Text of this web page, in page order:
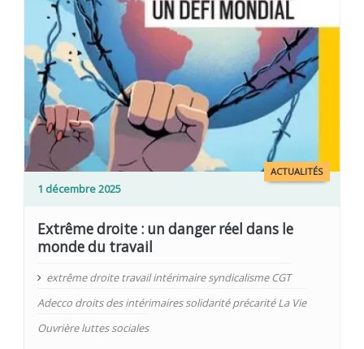
ACTUALITÉS
1 décembre 2025
Extrême droite : un danger réel dans le
monde du travail
extrême droite travail intérimaire syndicalisme CGT
Adecco droits des intérimaires solidarité précarité La Vie
Ouvrière luttes sociales